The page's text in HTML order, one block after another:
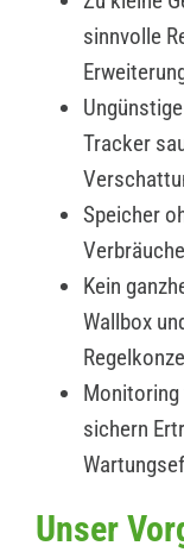
sinnvolle
Tracker
Speicher
Kein
Wallbox
Monitoring
sichern
Unser